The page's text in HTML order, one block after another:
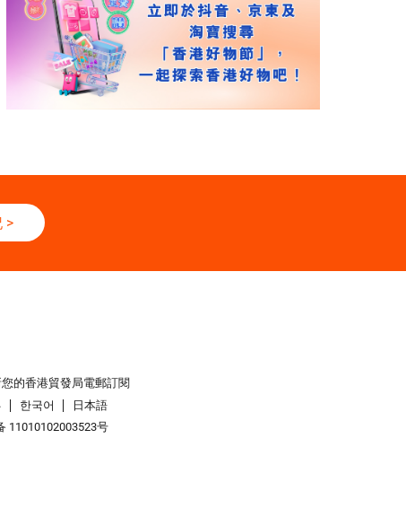
>
的香港貿發局電郵訂閱
한국어
日本語
11010102003523号